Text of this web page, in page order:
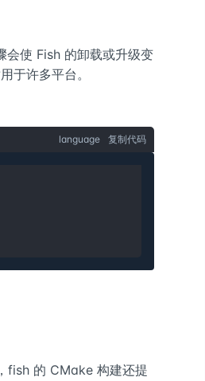
会使 Fish 的卸载或升级变
于许多平台。
language 复制代码
fish 的 CMake 构建还提